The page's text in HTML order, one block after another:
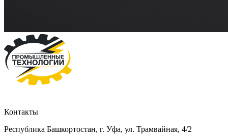
Контакты
Республика Башкортостан, г. Уфа, ул. Трамвайная, 4/2